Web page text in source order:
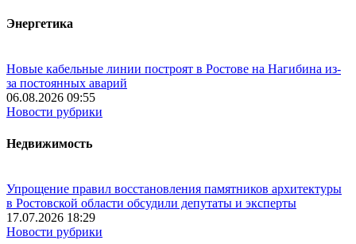
Энергетика
Новые кабельные линии построят в Ростове на Нагибина из-
за постоянных аварий
06.08.2026 09:55
Новости рубрики
Недвижимость
Упрощение правил восстановления памятников архитектуры
в Ростовской области обсудили депутаты и эксперты
17.07.2026 18:29
Новости рубрики